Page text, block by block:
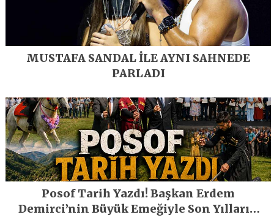
MUSTAFA SANDAL İLE AYNI SAHNEDE
PARLADI
Posof Tarih Yazdı! Başkan Erdem
Demirci’nin Büyük Emeğiyle Son Yılların